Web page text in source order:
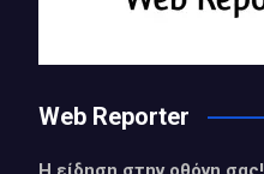
Web Reporter